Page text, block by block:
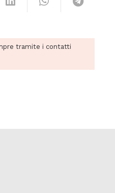
tramite i contatti